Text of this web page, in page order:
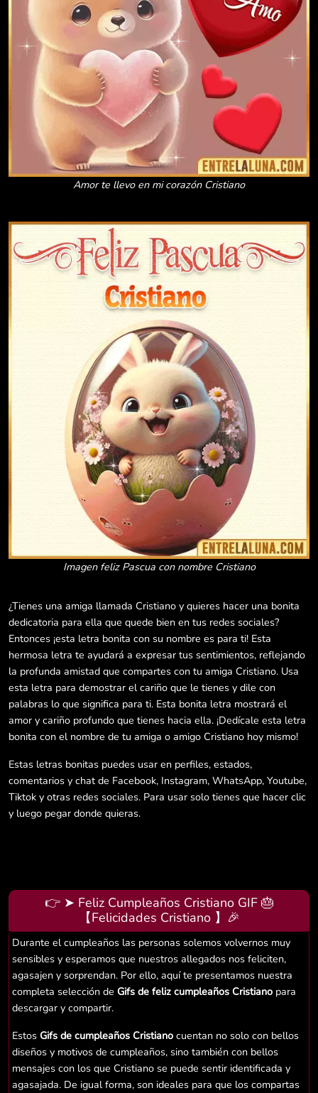
Amor te llevo en mi corazón Cristiano
Imagen feliz Pascua con nombre Cristiano
¿Tienes una amiga llamada Cristiano y quieres hacer una bonita
dedicatoria para ella que quede bien en tus redes sociales?
Entonces ¡esta letra bonita con su nombre es para ti! Esta
hermosa letra te ayudará a expresar tus sentimientos, reflejando
la profunda amistad que compartes con tu amiga Cristiano. Usa
esta letra para demostrar el cariño que le tienes y dile con
palabras lo que significa para ti. Esta bonita letra mostrará el
amor y cariño profundo que tienes hacia ella. ¡Dedícale esta letra
bonita con el nombre de tu amiga o amigo Cristiano hoy mismo!
Estas letras bonitas puedes usar en perfiles, estados,
comentarios y chat de Facebook, Instagram, WhatsApp, Youtube,
Tiktok y otras redes sociales. Para usar solo tienes que hacer clic
y luego pegar donde quieras.
👉 ➤ Feliz Cumpleaños Cristiano GIF 🎂
【Felicidades Cristiano 】🎉
Durante el cumpleaños las personas solemos volvernos muy
sensibles y esperamos que nuestros allegados nos feliciten,
agasajen y sorprendan. Por ello, aquí te presentamos nuestra
completa selección de Gifs de feliz cumpleaños Cristiano para
descargar y compartir.
Estos Gifs de cumpleaños Cristiano cuentan no solo con bellos
diseños y motivos de cumpleaños, sino también con bellos
mensajes con los que Cristiano se puede sentir identificada y
agasajada. De igual forma, son ideales para que los compartas